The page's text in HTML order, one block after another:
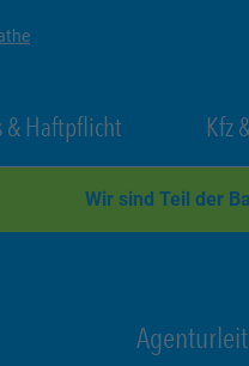
Tab
& HaftpflichtLink Opens in
Kfz
Wir sind Teil der